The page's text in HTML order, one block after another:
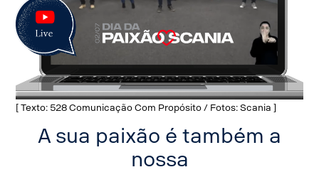
[ Texto: 528 Comunicação Com Propósito / Fotos: Scania ]
A sua paixão é também a
nossa